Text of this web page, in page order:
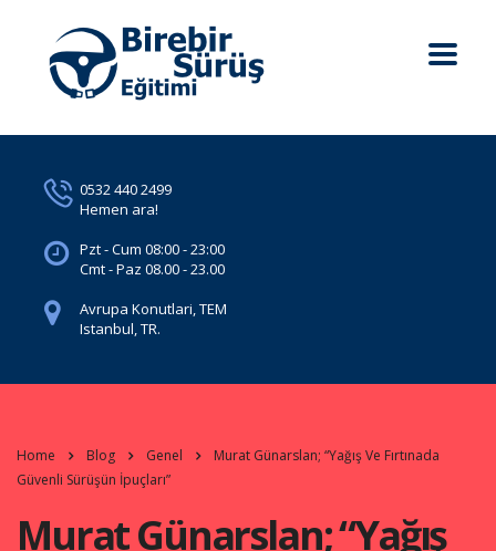
0532 440 2499
Hemen ara!
Pzt - Cum 08:00 - 23:00
Cmt - Paz 08.00 - 23.00
Avrupa Konutlari, TEM
Istanbul, TR.
Home Blog Genel
Murat Günarslan; “Yağış Ve Fırtınada
Güvenli Sürüşün İpuçları”
Murat Günarslan; “Yağış